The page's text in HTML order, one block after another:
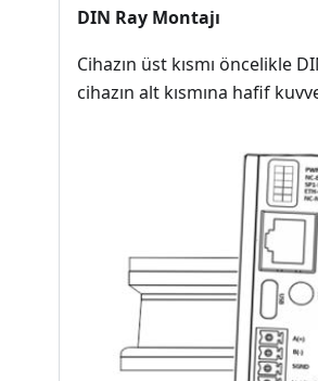
DIN Ray Montajı
Cihazın üst kısmı öncelikle
cihazın alt kısmına hafif